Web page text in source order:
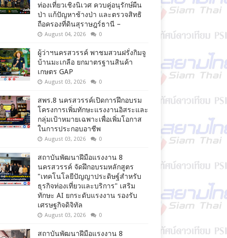
ท่องเที่ยวเชิงนิเวศ ควบคู่อนุรักษ์ผืน
ป่า แก้ปัญหาช้างป่า และตรวจสิทธิ
ถือครองที่ดินสุราษฎร์ธานี –
August 04, 2026 0
ผู้ว่าฯนครสวรรค์ พาชมสวนฝรั่งกิมจู
บ้านมะเกลือ ยกมาตรฐานสินค้า
เกษตร GAP
August 03, 2026 0
สพร.8 นครสวรรค์เปิดการฝึกอบรม
โครงการเพิ่มทักษะแรงงานอิสระและ
กลุ่มเป้าหมายเฉพาะเพื่อเพิ่มโอกาส
ในการประกอบอาชีพ
August 03, 2026 0
สถาบันพัฒนาฝีมือแรงงาน 8
นครสวรรค์ จัดฝึกอบรมหลักสูตร
"เทคโนโลยีปัญญาประดิษฐ์สำหรับ
ธุรกิจท่องเที่ยวและบริการ" เสริม
ทักษะ AI ยกระดับแรงงาน รองรับ
เศรษฐกิจดิจิทัล
August 03, 2026 0
สถาบันพัฒนาฝีมือแรงงาน 8